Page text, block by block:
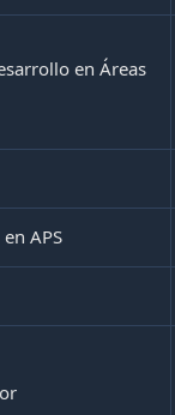
en Áreas
APS